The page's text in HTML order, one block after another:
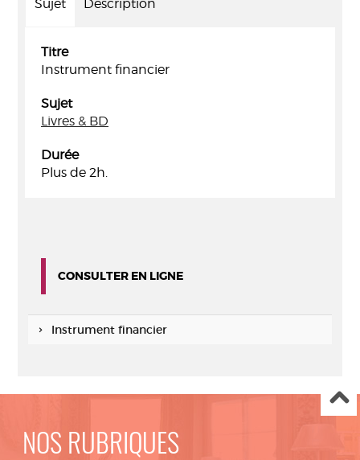
Sujet Description
Titre
Instrument financier
Sujet
Livres & BD
Durée
Plus de 2h.
CONSULTER EN LIGNE
Instrument financier
NOS RUBRIQUES